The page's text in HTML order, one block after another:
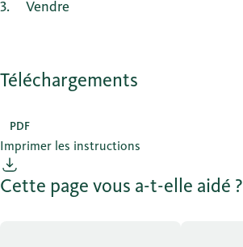
3 Vendre
Téléchargements
PDF
Imprimer les instructions
Cette page vous a-t-elle aidé ?